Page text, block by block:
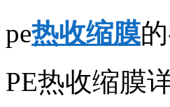
pe热收缩膜
PE热收缩膜